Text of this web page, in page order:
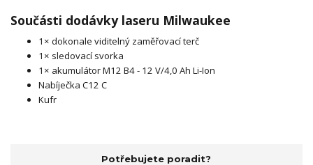
Součásti dodávky laseru Milwaukee
1× dokonale viditelný zaměřovací terč
1× sledovací svorka
1× akumulátor M12 B4 - 12 V/4,0 Ah Li-Ion
Nabíječka C12 C
Kufr
Potřebujete poradit?